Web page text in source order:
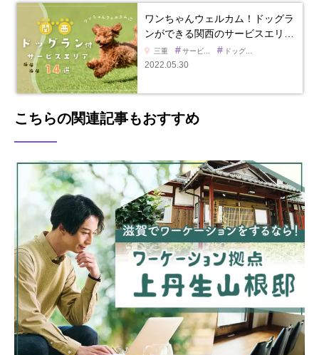
ワンちゃんウェルカム！ドッグラ
ンができる関西のサービスエリ…
三重 #サービ... # ドッグ...
2022.05.30
こちらの関連記事もおすすめ